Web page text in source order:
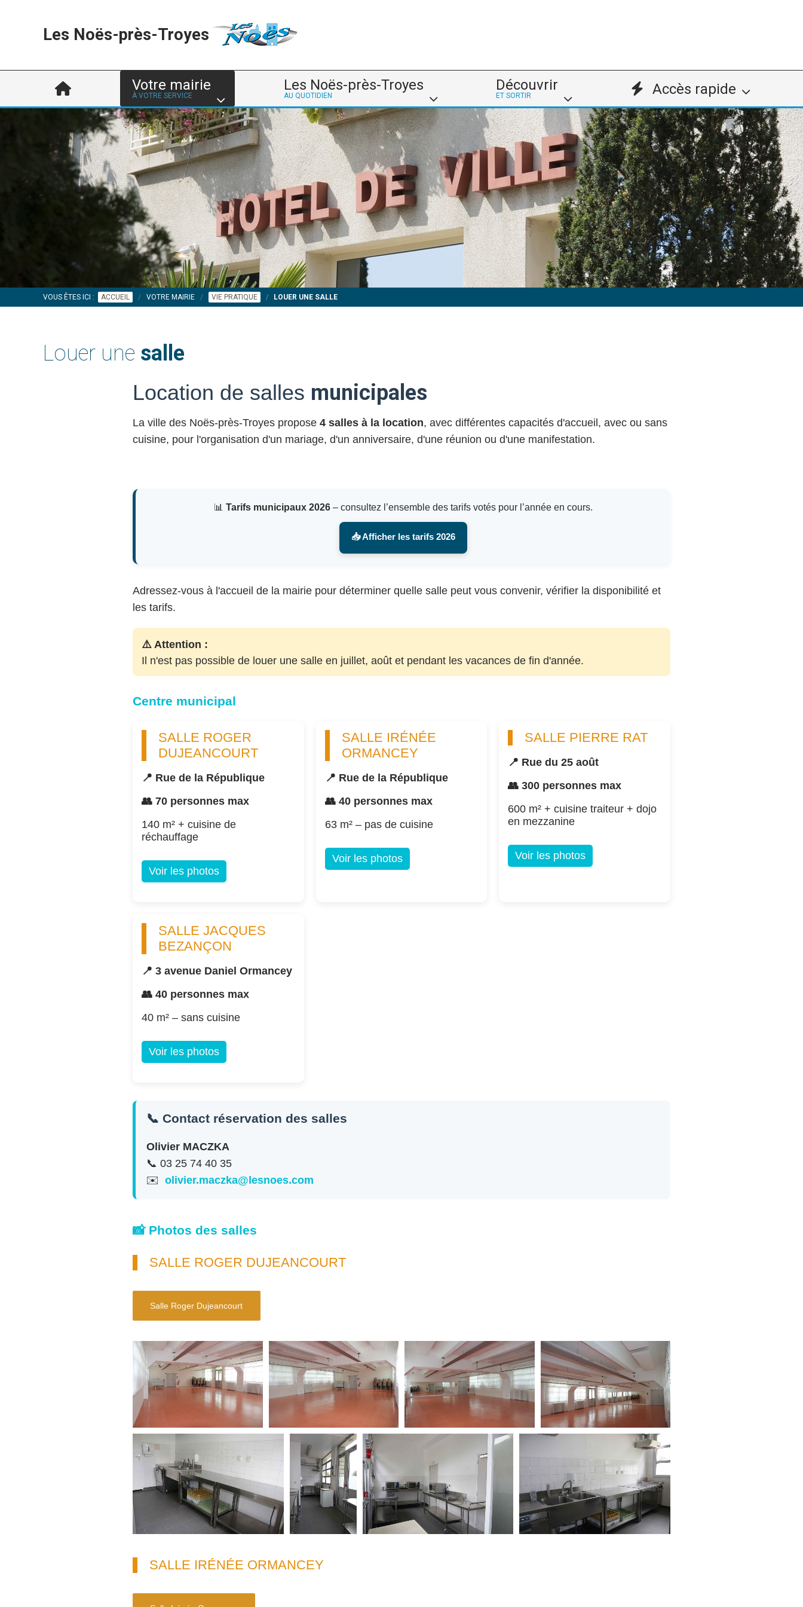
Les Noës-près-Troyes
Votre mairie
À VOTRE SERVICE
Les Noës-près-Troyes
AU QUOTIDIEN
Découvrir
ET SORTIR Accès rapide
VOUS ÊTES ICI : ACCUEIL VOTRE MAIRIE VIE PRATIQUE LOUER UNE SALLE
Louer une salle
Location de salles municipales
La ville des Noës-près-Troyes propose 4 salles à la location, avec différentes capacités d'accueil, avec ou sans
cuisine, pour l'organisation d'un mariage, d'un anniversaire, d'une réunion ou d'une manifestation.
📊 Tarifs municipaux 2026– consultez l’ensemble des tarifs votés pour l’année en cours.
📥 Afficher les tarifs 2026
Adressez-vous à l'accueil de la mairie pour déterminer quelle salle peut vous convenir, vérifier la disponibilité et
les tarifs.
⚠️ Attention :
Il n'est pas possible de louer une salle en juillet, août et pendant les vacances de fin d'année.
Centre municipal
SALLE ROGER
DUJEANCOURT
📍 Rue de la République
👥 70 personnes max
140 m² + cuisine de
réchauffage
Voir les photos
SALLE IRÉNÉE
ORMANCEY
📍 Rue de la République
👥 40 personnes max
63 m² – pas de cuisine
Voir les photos
SALLE PIERRE RAT
📍 Rue du 25 août
👥 300 personnes max
600 m² + cuisine traiteur + dojo
en mezzanine
Voir les photos
SALLE JACQUES
BEZANÇON
📍 3 avenue Daniel Ormancey
👥 40 personnes max
40 m² – sans cuisine
Voir les photos
📞 Contact réservation des salles
Olivier MACZKA
📞 03 25 74 40 35
✉️ olivier.maczka@lesnoes.com
📸 Photos des salles
SALLE ROGER DUJEANCOURT
Salle Roger Dujeancourt
SALLE IRÉNÉE ORMANCEY